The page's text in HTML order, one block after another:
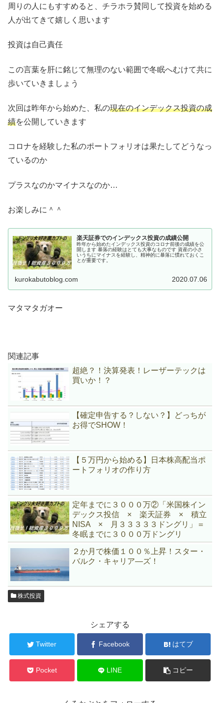
周りの人にもすすめると、チラホラ賛同して投資を始める
人が出てきて嬉しく思います
投資は自己責任
この言葉を肝に銘じて無理のない範囲で冬眠へむけて共に
歩いていきましょう
次回は昨年から始めた、私の現在のインデックス投資の成
績を公開していきます
コロナを経験した私のポートフォリオは果たしてどうなっ
ているのか
プラスなのかマイナスなのか…
お楽しみに＾＾
楽天証券でのインデックス投資の成績公開
昨年から始めたインデックス投資のコロナ前後の成績を公
開します 暴落の経験はとても大事なものです 資産の小さ
いうちにマイナスを経験し、精神的に暴落に慣れておくこ
とが重要です。
kurokabutoblog.com 2020.07.06
マタマタガオー
関連記事
超絶？！決算発表！レーザーテックは
買いか！？
【確定申告する？しない？】どっちが
お得でSHOW！
【５万円から始める】日本株高配当ポ
ートフォリオの作り方
定年までに３０００万②「米国株イン
デックス投信 × 楽天証券 × 積立
NISA × 月３３３３３ドングリ」＝
冬眠までに３０００万ドングリ
２か月で株価１００％上昇！スター・
バルク・キャリア―ズ！
株式投資
シェアする
Twitter Facebook はてブ
Pocket LINE コピー